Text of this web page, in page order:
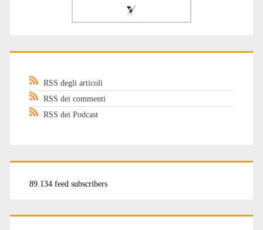
RSS degli articoli
RSS dei commenti
RSS dei Podcast
89.134 feed subscribers